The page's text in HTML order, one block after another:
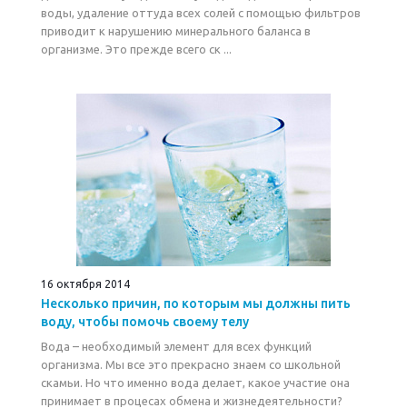
воды, удаление оттуда всех солей с помощью фильтров
приводит к нарушению минерального баланса в
организме. Это прежде всего ск ...
16 октября 2014
Hесколько причин, по которым мы должны пить
воду, чтобы помочь своему телу
Вода – необходимый элемент для всех функций
организма. Мы все это прекрасно знаем со школьной
скамьи. Но что именно вода делает, какое участие она
принимает в процесах обмена и жизнедеятельности?